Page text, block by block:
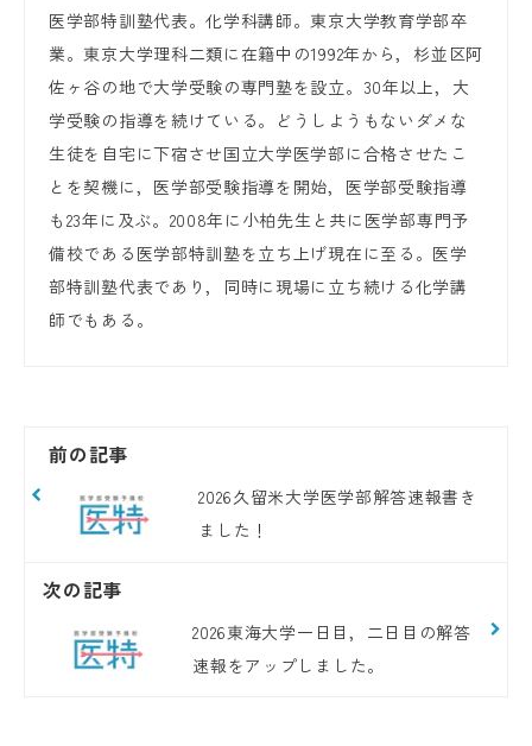
医学部特訓塾代表。化学科講師。東京大学教育学部卒
業。東京大学理科二類に在籍中の1992年から，杉並区阿
佐ヶ谷の地で大学受験の専門塾を設立。30年以上，大
学受験の指導を続けている。どうしようもないダメな
生徒を自宅に下宿させ国立大学医学部に合格させたこ
とを契機に，医学部受験指導を開始，医学部受験指導
も23年に及ぶ。2008年に小柏先生と共に医学部専門予
備校である医学部特訓塾を立ち上げ現在に至る。医学
部特訓塾代表であり，同時に現場に立ち続ける化学講
師でもある。
前の記事
2026久留米大学医学部解答速報書き
ました！
次の記事
2026東海大学一日目，二日目の解答
速報をアップしました。